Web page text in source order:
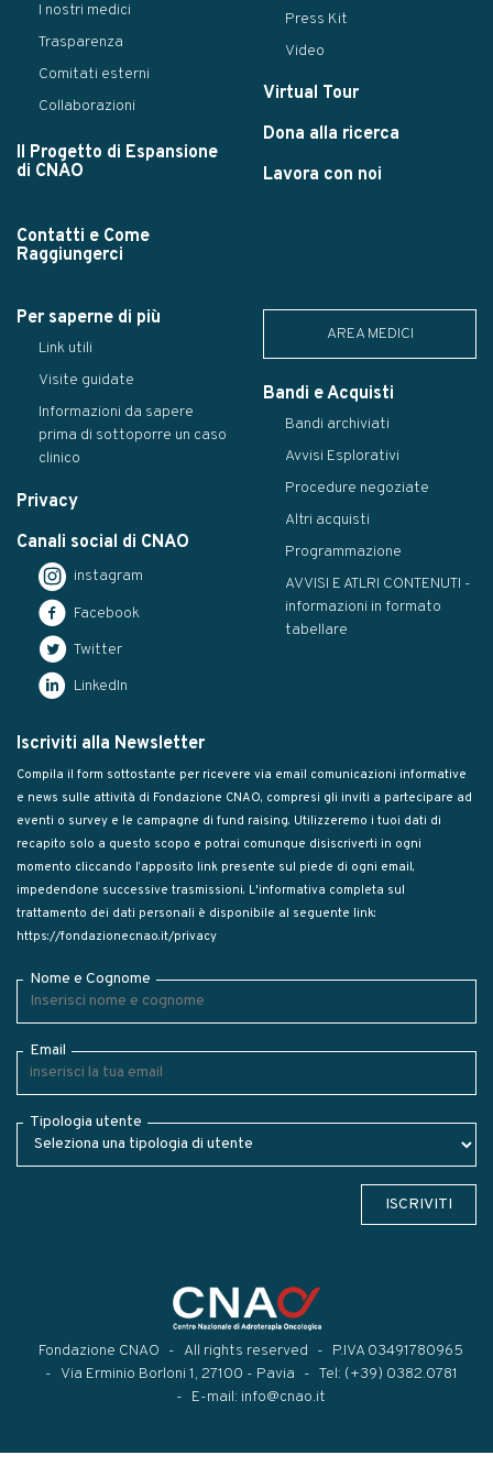
I nostri medici
Trasparenza
Comitati esterni
Collaborazioni
Il Progetto di Espansione
di CNAO
Contatti e Come
Raggiungerci
Press Kit
Video
Virtual Tour
Dona alla ricerca
Lavora con noi
Per saperne di più
Link utili
Visite guidate
Informazioni da sapere
prima di sottoporre un caso
clinico
Privacy
Canali social di CNAO
instagram
Facebook
Twitter
LinkedIn
AREA MEDICI
Bandi e Acquisti
Bandi archiviati
Avvisi Esplorativi
Procedure negoziate
Altri acquisti
Programmazione
AVVISI E ATLRI CONTENUTI -
informazioni in formato
tabellare
Iscriviti alla Newsletter
Compila il form sottostante per ricevere via email comunicazioni informative
e news sulle attività di Fondazione CNAO, compresi gli inviti a partecipare ad
eventi o survey e le campagne di fund raising. Utilizzeremo i tuoi dati di
recapito solo a questo scopo e potrai comunque disiscriverti in ogni
momento cliccando l’apposito link presente sul piede di ogni email,
impedendone successive trasmissioni. L'informativa completa sul
trattamento dei dati personali è disponibile al seguente link:
https://fondazionecnao.it/privacy
Nome e Cognome
Email
Tipologia utente
ISCRIVITI
Fondazione CNAO All rights reserved
P.IVA 03491780965
Via Erminio Borloni 1, 27100 - Pavia
Tel: (+39) 0382.0781
E-mail: info@cnao.it